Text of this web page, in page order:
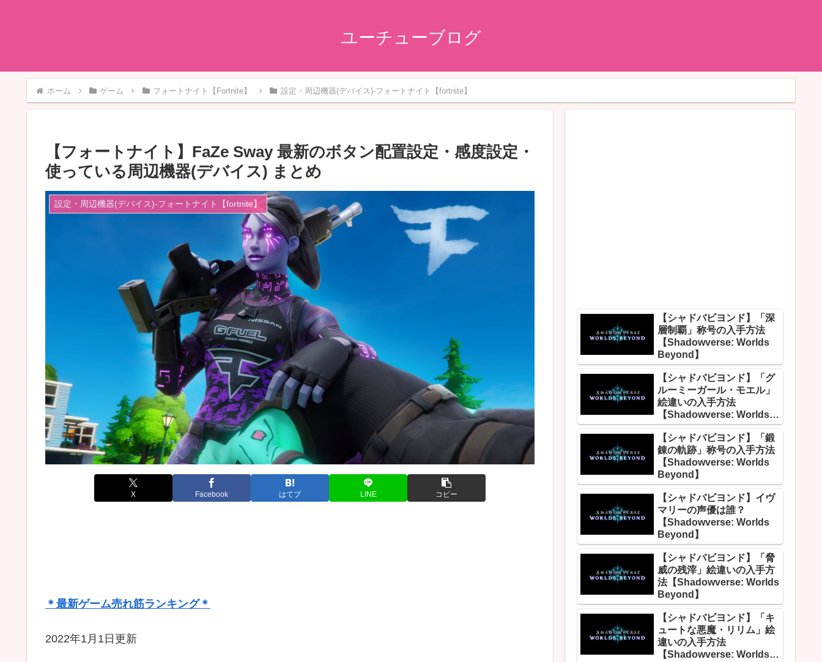
ユーチューブログ
ホーム ゲーム フォートナイト【Fortnite】 設定・周辺機器(デバイス)-フォートナイト【fortnite】
【フォートナイト】FaZe Sway 最新のボタン配置設定・感度設定・
使っている周辺機器(デバイス) まとめ
設定・周辺機器(デバイス)-フォートナイト【fortnite】
X Facebook はてブ LINE コピー
＊最新ゲーム売れ筋ランキング＊
2022年1月1日更新
【シャドバビヨンド】「深
層制覇」称号の入手方法
【Shadowverse: Worlds
Beyond】
【シャドバビヨンド】「グ
ルーミーガール・モエル」
絵違いの入手方法
【Shadowverse: Worlds
Beyond】
【シャドバビヨンド】「鍛
錬の軌跡」称号の入手方法
【Shadowverse: Worlds
Beyond】
【シャドバビヨンド】イヴ
マリーの声優は誰？
【Shadowverse: Worlds
Beyond】
【シャドバビヨンド】「脅
威の残滓」絵違いの入手方
法【Shadowverse: Worlds
Beyond】
【シャドバビヨンド】「キ
ュートな悪魔・リリム」絵
違いの入手方法
【Shadowverse: Worlds